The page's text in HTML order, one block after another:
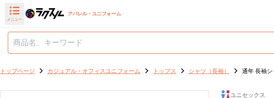
メニュー
アパレル・ユニフォーム
トップページ カジュアル・オフィスユニフォーム トップス シャツ（長袖） 通年 長袖
ユニセックス